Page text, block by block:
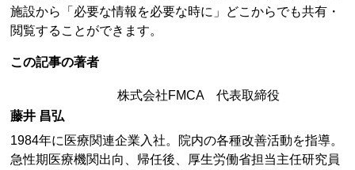
施設から「必要な情報を必要な時に」どこからでも共有・
閲覧することができます。
この記事の著者
株式会社FMCA 代表取締役
藤井 昌弘
1984年に医療関連企業入社。院内の各種改善活動を指導。
急性期医療機関出向、帰任後、厚生労働省担当主任研究員